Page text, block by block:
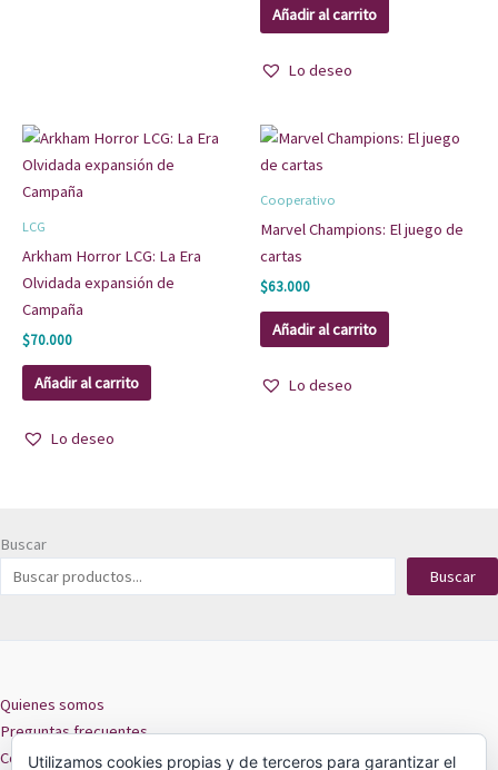
Añadir al carrito
Lo deseo
LCG
Arkham Horror LCG: La Era
Olvidada expansión de
Campaña
$70.000
Añadir al carrito
Lo deseo
Cooperativo
Marvel Champions: El juego de
cartas
$63.000
Añadir al carrito
Lo deseo
Buscar
Buscar
Quienes somos
Preguntas frecuentes
ContactoUtilizamos cookies propias y de terceros para garantizar el